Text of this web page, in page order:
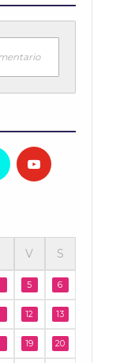
V S
5 6
12 13
19 20